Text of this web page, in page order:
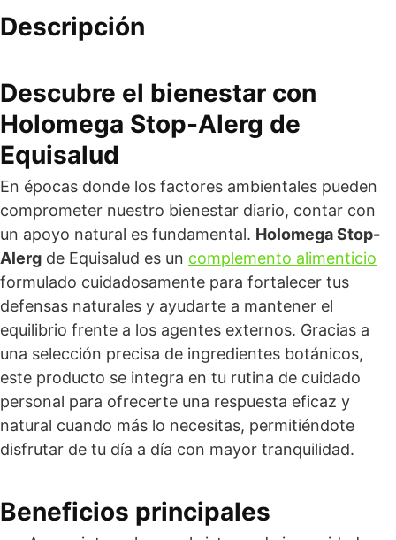
Descripción
Descubre el bienestar con
Holomega Stop-Alerg de
Equisalud
En épocas donde los factores ambientales pueden
comprometer nuestro bienestar diario, contar con
un apoyo natural es fundamental. Holomega Stop-
Alerg de Equisalud es un complemento alimenticio
formulado cuidadosamente para fortalecer tus
defensas naturales y ayudarte a mantener el
equilibrio frente a los agentes externos. Gracias a
una selección precisa de ingredientes botánicos,
este producto se integra en tu rutina de cuidado
personal para ofrecerte una respuesta eficaz y
natural cuando más lo necesitas, permitiéndote
disfrutar de tu día a día con mayor tranquilidad.
Beneficios principales